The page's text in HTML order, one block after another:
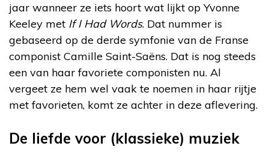
jaar wanneer ze iets hoort wat lijkt op Yvonne
Keeley met If I Had Words. Dat nummer is
gebaseerd op de derde symfonie van de Franse
componist Camille Saint-Saëns. Dat is nog steeds
een van haar favoriete componisten nu. Al
vergeet ze hem wel vaak te noemen in haar rijtje
met favorieten, komt ze achter in deze aflevering.
De liefde voor (klassieke) muziek